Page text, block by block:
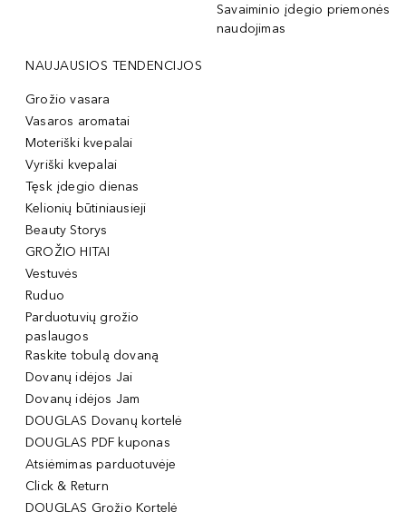
Savaiminio įdegio priemonės
naudojimas
NAUJAUSIOS TENDENCIJOS
Grožio vasara
Vasaros aromatai
Moteriški kvepalai
Vyriški kvepalai
Tęsk įdegio dienas
Kelionių būtiniausieji
Beauty Storys
GROŽIO HITAI
Vestuvės
Ruduo
Parduotuvių grožio
paslaugos
Raskite tobulą dovaną
Dovanų idėjos Jai
Dovanų idėjos Jam
DOUGLAS Dovanų kortelė
DOUGLAS PDF kuponas
Atsiėmimas parduotuvėje
Click & Return
DOUGLAS Grožio Kortelė